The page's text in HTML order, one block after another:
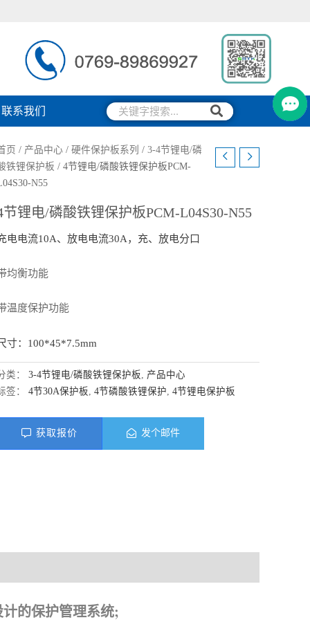
联系我们
搜
索
搜
索
页 / 产品中心 / 硬件保护板系列 / 3-4节锂电/磷
铁锂保护板 / 4节锂电/磷酸铁锂保护板PCM-
N55
节锂电/磷酸铁锂保护板PCM-L04S30-N55
电电流10A、放电电流30A，充、放电分口
均衡功能
温度保护功能
寸：100*45*7.5mm
类： 3-4节锂电/磷酸铁锂保护板, 产品中心
签： 4节30A保护板, 4节磷酸铁锂保护, 4节锂电保护板
获取报价 发个邮件
的保护管理系统;